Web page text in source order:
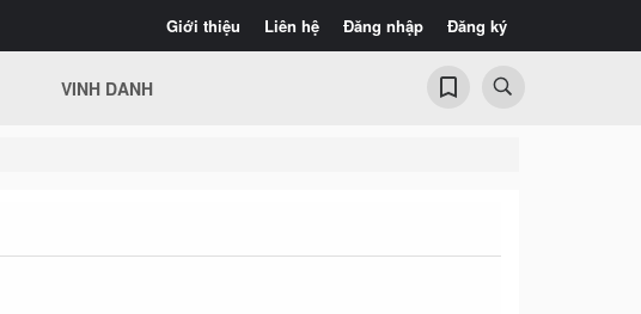
Giới thiệu Liên hệ Đăng nhập Đăng ký
VINH DANH